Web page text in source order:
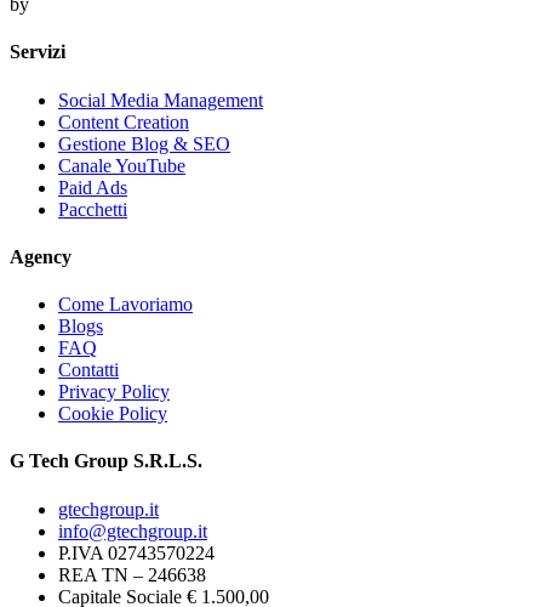
by
Servizi
Social Media Management
Content Creation
Gestione Blog & SEO
Canale YouTube
Paid Ads
Pacchetti
Agency
Come Lavoriamo
Blogs
FAQ
Contatti
Privacy Policy
Cookie Policy
G Tech Group S.R.L.S.
gtechgroup.it
info@gtechgroup.it
P.IVA 02743570224
REA TN – 246638
Capitale Sociale € 1.500,00